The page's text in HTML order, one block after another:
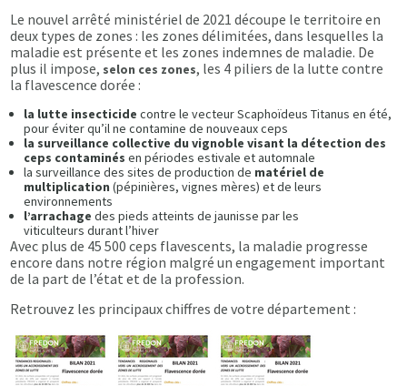
Le nouvel arrêté ministériel de 2021 découpe le territoire en
deux types de zones : les zones délimitées, dans lesquelles la
maladie est présente et les zones indemnes de maladie. De
plus il impose, selon ces zones, les 4 piliers de la lutte contre
la flavescence dorée :
la lutte insecticidecontre le vecteur Scaphoïdeus Titanus en été,
pour éviter qu’il ne contamine de nouveaux ceps
la surveillance collective du vignoble visant la détection des
ceps contaminés en périodes estivale et automnale
la surveillance des sites de production de matériel de
multiplication (pépinières, vignes mères) et de leurs
environnements
l’arrachage des pieds atteints de jaunisse par les
viticulteurs durant l’hiver
Avec plus de 45 500 ceps flavescents, la maladie progresse
encore dans notre région malgré un engagement important
de la part de l’état et de la profession.
Retrouvez les principaux chiffres de votre département :